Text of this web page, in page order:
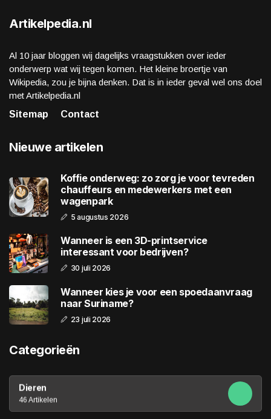
Artikelpedia.nl
Al 10 jaar bloggen wij dagelijks vraagstukken over ieder
onderwerp wat wij tegen komen. Het kleine broertje van
Wikipedia, zou je bijna denken. Dat is in ieder geval wel ons doel
met Artikelpedia.nl
Sitemap
Contact
Nieuwe artikelen
Koffie onderweg: zo zorg je voor tevreden
chauffeurs en medewerkers met een
wagenpark
5 augustus 2026
Wanneer is een 3D-printservice
interessant voor bedrijven?
30 juli 2026
Wanneer kies je voor een spoedaanvraag
naar Suriname?
23 juli 2026
Categorieën
Dieren
46 Artikelen